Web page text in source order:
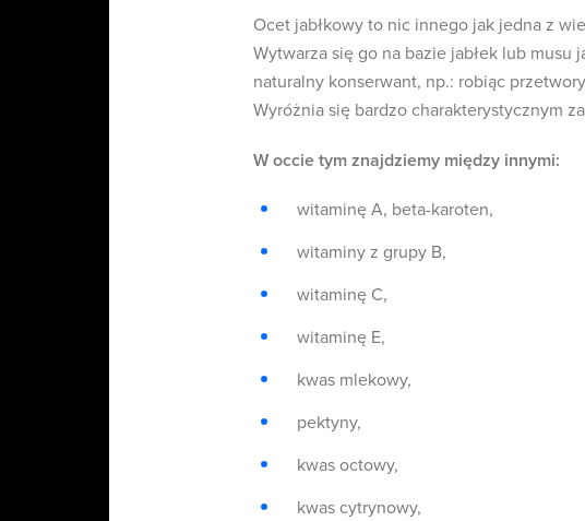
Ocet jabłkowy to nic innego jak jedna z
Wytwarza się go na bazie jabłek lub
naturalny konserwant, np.: robiąc
Wyróżnia się bardzo charakterystycznym
W occie tym znajdziemy między innymi:
witaminę A, beta-karoten,
witaminy z grupy B,
witaminę C,
witaminę E,
kwas mlekowy,
pektyny,
kwas octowy,
kwas cytrynowy,